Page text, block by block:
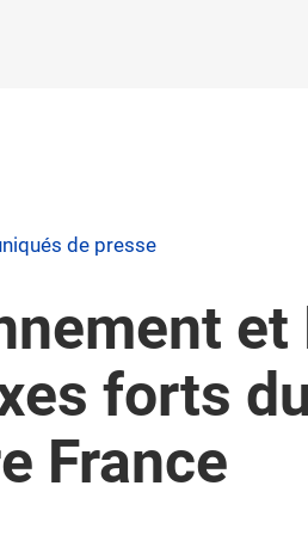
de presse
et
forts
France